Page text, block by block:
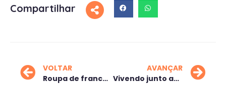
Compartilhar
VOLTAR
Roupa de franceses
AVANÇAR
Vivendo junto ao que é vivo